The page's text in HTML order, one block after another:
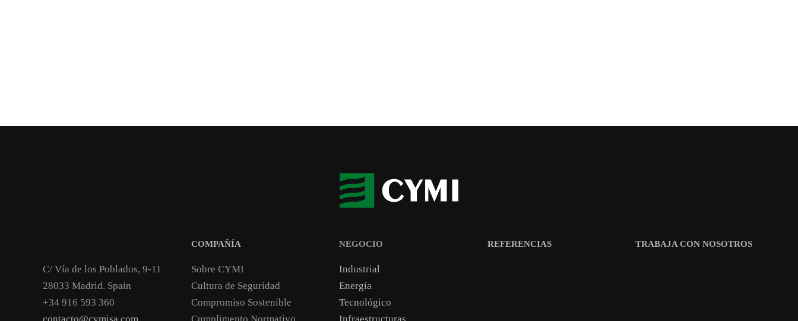
C/ Vía de los Poblados, 9-11
28033 Madrid. Spain
+34 916 593 360
contacto@cymisa.com
COMPAÑÍA
Sobre CYMI
Cultura de Seguridad
Compromiso Sostenible
Cumplimento Normativo
NEGOCIO
Industrial
Energía
Tecnológico
Infraestructuras
REFERENCIAS TRABAJA CON NOSOTROS